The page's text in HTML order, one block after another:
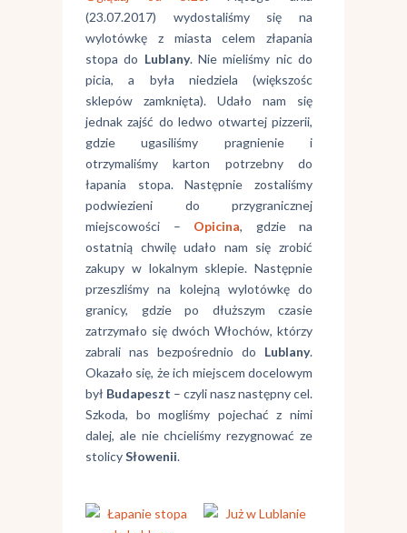
(23.07.2017) wydostaliśmy się na
wylotówkę z miasta celem złapania
stopa do Lublany. Nie mieliśmy nic do
picia, a była niedziela (większośc
sklepów zamknięta). Udało nam się
jednak zajść do ledwo otwartej pizzerii,
gdzie ugasiliśmy pragnienie i
otrzymaliśmy karton potrzebny do
łapania stopa. Następnie zostaliśmy
podwiezieni do przygranicznej
miejscowości – Opicina, gdzie na
ostatnią chwilę udało nam się zrobić
zakupy w lokalnym sklepie. Następnie
przeszliśmy na kolejną wylotówkę do
granicy, gdzie po dłuższym czasie
zatrzymało się dwóch Włochów, którzy
zabrali nas bezpośrednio do Lublany.
Okazało się, że ich miejscem docelowym
był Budapeszt – czyli nasz następny cel.
Szkoda, bo mogliśmy pojechać z nimi
dalej, ale nie chcieliśmy rezygnować ze
stolicySłowenii.